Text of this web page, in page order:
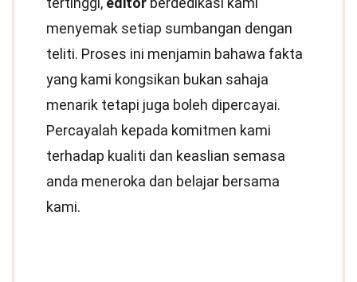
menyemak setiap sumbangan dengan
teliti. Proses ini menjamin bahawa fakta
yang kami kongsikan bukan sahaja
menarik tetapi juga boleh dipercayai.
Percayalah kepada komitmen kami
terhadap kualiti dan keaslian semasa
anda meneroka dan belajar bersama
kami.